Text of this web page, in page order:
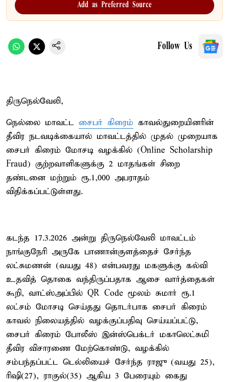
Add as Preferred Source
Follow Us
திருநெல்வேலி,
நெல்லை மாவட்ட சைபர் கிரைம் காவல்துறையினரின்
தீவிர நடவடிக்கையால் மாவட்டத்தில் முதல் முறையாக
சைபர் கிரைம் மோசடி வழக்கில் (Online Scholarship
Fraud) குற்றவாளிகளுக்கு 2 மாதங்கள் சிறை
தண்டனை மற்றும் ரூ.1,000 அபராதம்
விதிக்கப்பட்டுள்ளது.
கடந்த 17.3.2026 அன்று திருநெல்வேலி மாவட்டம்
நாங்குநேரி அருகே பாணான்குளத்தைச் சேர்ந்த
லட்சுமணன் (வயது 48) என்பவரது மகளுக்கு கல்வி
உதவித் தொகை வந்திருப்பதாக ஆசை வார்த்தைகள்
கூறி, வாட்ஸ்அப்பில் QR Code மூலம் சுமார் ரூ.1
லட்சம் மோசடி செய்தது தொடர்பாக சைபர் கிரைம்
காவல் நிலையத்தில் வழக்குப்பதிவு செய்யப்பட்டு,
சைபர் கிரைம் போலீஸ் இன்ஸ்பெக்டர் மகாலெட்சுமி
தீவிர விசாரணை மேற்கொண்டு, வழக்கில்
சம்பந்தப்பட்ட டெல்லியைச் சேர்ந்த ராஜு (வயது 25),
ரிஷி(27), ராகுல்(35) ஆகிய 3 பேரையும் கைது